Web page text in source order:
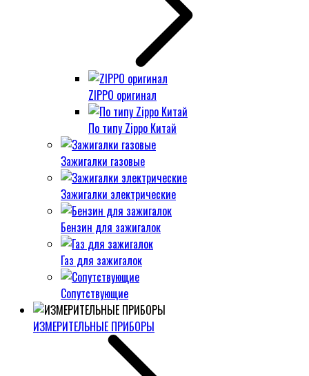
ZIPPO оригинал
По типу Zippo Китай
Зажигалки газовые
Зажигалки электрические
Бензин для зажигалок
Газ для зажигалок
Сопутствующие
ИЗМЕРИТЕЛЬНЫЕ ПРИБОРЫ